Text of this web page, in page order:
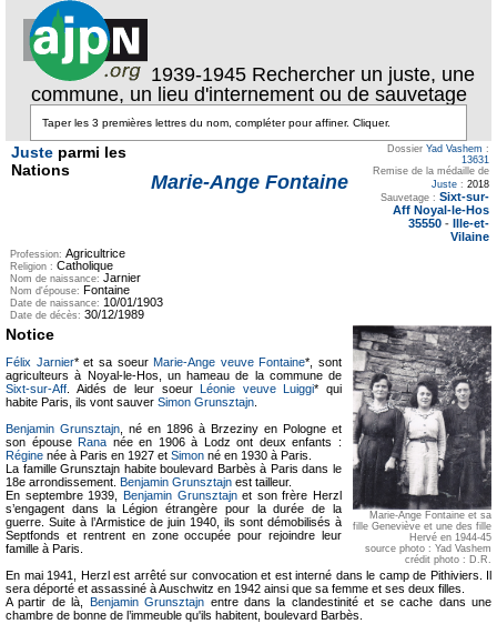
1939-1945 Rechercher un juste, une
commune, un lieu d'internement ou de sauvetage
Juste parmi les
Nations
Marie-Ange Fontaine
Dossier Yad Vashem :
13631
Remise de la médaille de
Juste : 2018
Sauvetage : Sixt-sur-
Aff Noyal-le-Hos
35550 - Ille-et-
Vilaine
Profession: Agricultrice
Religion : Catholique
Nom de naissance: Jarnier
Nom d'épouse: Fontaine
Date de naissance: 10/01/1903
Date de décès: 30/12/1989
Marie-Ange Fontaine et sa
fille Geneviève et une des fille
Hervé en 1944-45
source photo : Yad Vashem
crédit photo : D.R.
Notice
Félix Jarnier* et sa soeurMarie-Ange veuve Fontaine*, sont
agriculteurs à Noyal-le-Hos, un hameau de la commune de
Sixt-sur-Aff . Aidés de leur soeurLéonie veuve Luiggi* qui
habite Paris, ils vont sauver Simon Grunsztajn
Benjamin Grunsztajn , né en 1896 à Brzeziny en Pologne et
son épouseRana née en 1906 à Lodz ont deux enfants :
Régine née à Paris en 1927 et Simon né en 1930 à Paris.
La famille Grunsztajn habite boulevard Barbès à Paris dans le
18e arrondissement. Benjamin Grunsztajn est tailleur.
En septembre 1939, Benjamin Grunsztajnet son frère Herzl
s’engagent dans la Légion étrangère pour la durée de la
guerre. Suite à l’Armistice de juin 1940, ils sont démobilisés à
Septfonds et rentrent en zone occupée pour rejoindre leur
famille à Paris.
En mai 1941, Herzl est arrêté sur convocation et est interné dans le camp de Pithiviers. Il
sera déporté et assassiné à Auschwitz en 1942 ainsi que sa femme et ses deux filles.
A partir de là, Benjamin Grunsztajn entre dans la clandestinité et se cache dans une
chambre de bonne de l’immeuble qu'ils habitent, boulevard Barbès.